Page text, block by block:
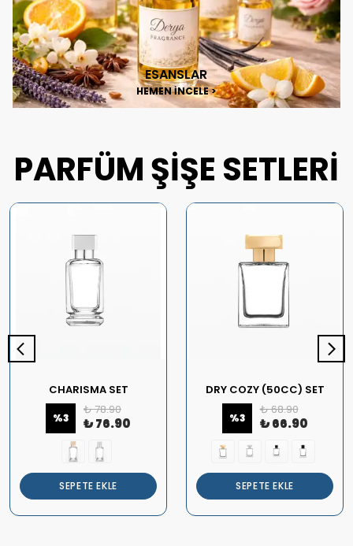
ESANSLAR
HEMEN İNCELE >
PARFÜM ŞİŞE SETLERİ
CHARISMA SET
%3
₺ 78.90
₺ 76.90
SEPETE EKLE
DRY COZY (50CC) SET
%3
₺ 68.90
₺ 66.90
SEPETE EKLE